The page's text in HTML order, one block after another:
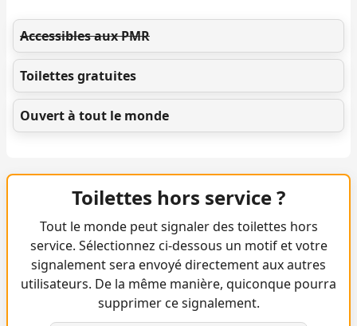
Accessibles aux PMR
Toilettes gratuites
Ouvert à tout le monde
Toilettes hors service ?
Tout le monde peut signaler des toilettes hors
service. Sélectionnez ci-dessous un motif et votre
signalement sera envoyé directement aux autres
utilisateurs. De la même manière, quiconque pourra
supprimer ce signalement.